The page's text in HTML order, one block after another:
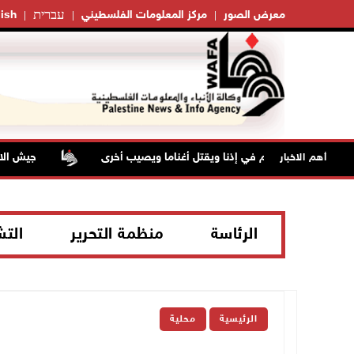
עברית مركز المعلومات الفلسطيني معرض الصور
أهم الاخبار
على راعي أغنام في إذنا ويقتل أغناما ويصيب أخرى جيش
الرئاسة منظمة التحرير
الرئيسية محلية